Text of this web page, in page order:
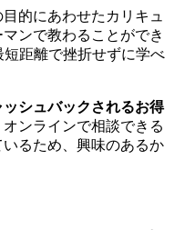
的にあわせたカリキュ
ンで教わることができ
距離で挫折せずに学べ
シュバックされるお得
ンラインで相談できる
るため、興味のあるか